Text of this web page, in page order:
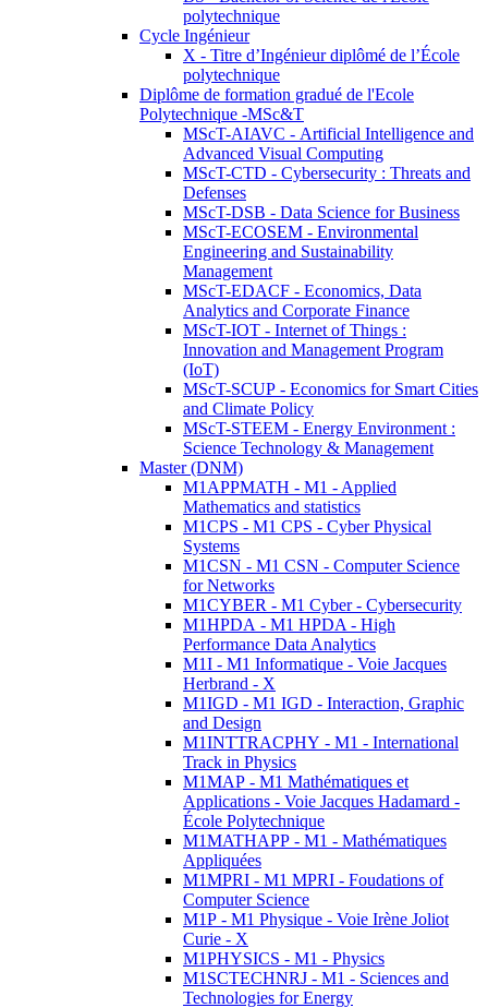
polytechnique
Cycle Ingénieur
X - Titre d’Ingénieur diplômé de l’École
polytechnique
Diplôme de formation gradué de l'Ecole
Polytechnique -MSc&T
MScT-AIAVC - Artificial Intelligence and
Advanced Visual Computing
MScT-CTD - Cybersecurity : Threats and
Defenses
MScT-DSB - Data Science for Business
MScT-ECOSEM - Environmental
Engineering and Sustainability
Management
MScT-EDACF - Economics, Data
Analytics and Corporate Finance
MScT-IOT - Internet of Things :
Innovation and Management Program
(IoT)
MScT-SCUP - Economics for Smart Cities
and Climate Policy
MScT-STEEM - Energy Environment :
Science Technology & Management
Master (DNM)
M1APPMATH - M1 - Applied
Mathematics and statistics
M1CPS - M1 CPS - Cyber Physical
Systems
M1CSN - M1 CSN - Computer Science
for Networks
M1CYBER - M1 Cyber - Cybersecurity
M1HPDA - M1 HPDA - High
Performance Data Analytics
M1I - M1 Informatique - Voie Jacques
Herbrand - X
M1IGD - M1 IGD - Interaction, Graphic
and Design
M1INTTRACPHY - M1 - International
Track in Physics
M1MAP - M1 Mathématiques et
Applications - Voie Jacques Hadamard -
École Polytechnique
M1MATHAPP - M1 - Mathématiques
Appliquées
M1MPRI - M1 MPRI - Foudations of
Computer Science
M1P - M1 Physique - Voie Irène Joliot
Curie - X
M1PHYSICS - M1 - Physics
M1SCTECHNRJ - M1 - Sciences and
Technologies for Energy